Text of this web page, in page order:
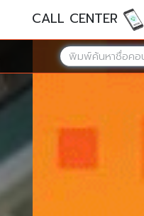
CALL CENTER